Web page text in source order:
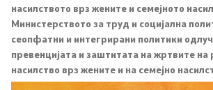
ЧПП од областа на пензиското и
осигурување
Регулатива
насилството врз жените и семејното
Министерството за труд и социјална
сеопфатни и интегрирани политики
превенцијата и заштитата на жртвите
насилство врз жените и на семејно